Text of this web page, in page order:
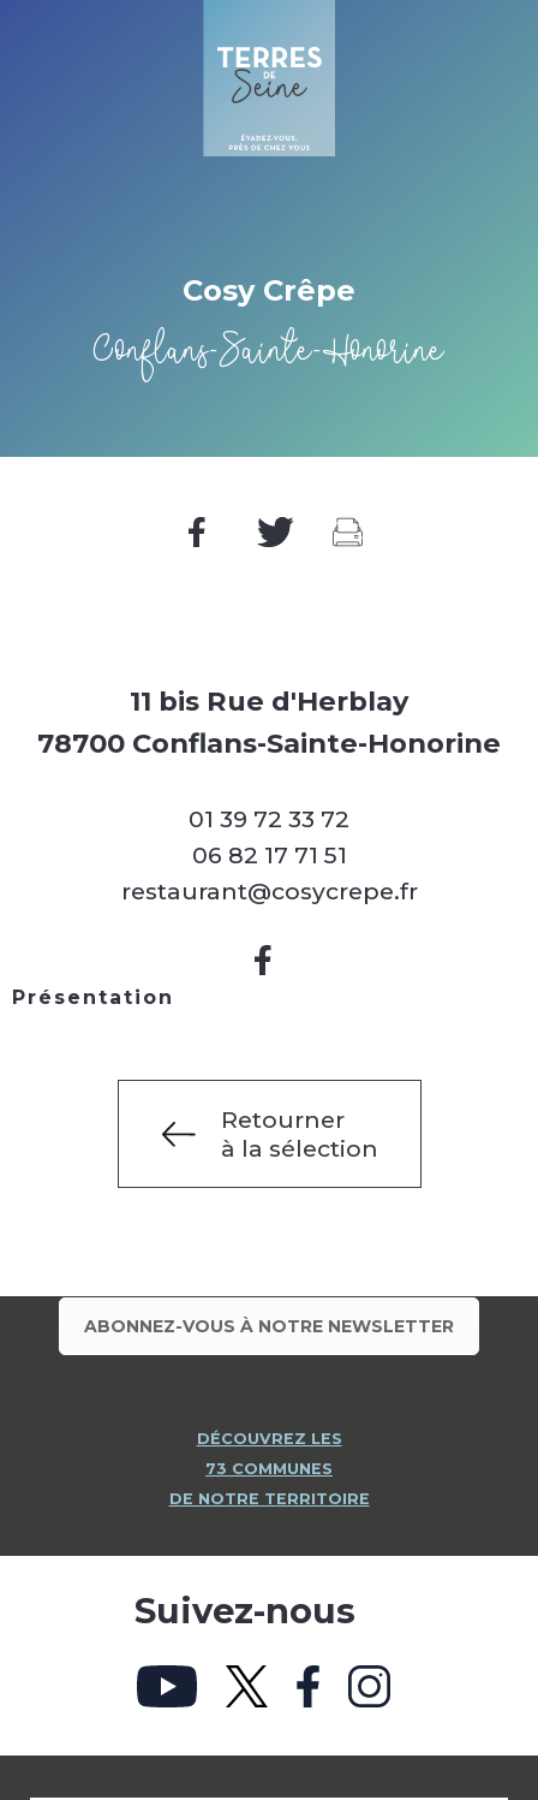
Cosy Crêpe
Conflans-Sainte-Honorine
11 bis Rue d'Herblay
78700 Conflans-Sainte-Honorine
01 39 72 33 72
06 82 17 71 51
restaurant@cosycrepe.fr
Présentation
Retourner
à la sélection
ABONNEZ-VOUS À NOTRE NEWSLETTER
DÉCOUVREZ LES
73 COMMUNES
DE NOTRE TERRITOIRE
Suivez-nous